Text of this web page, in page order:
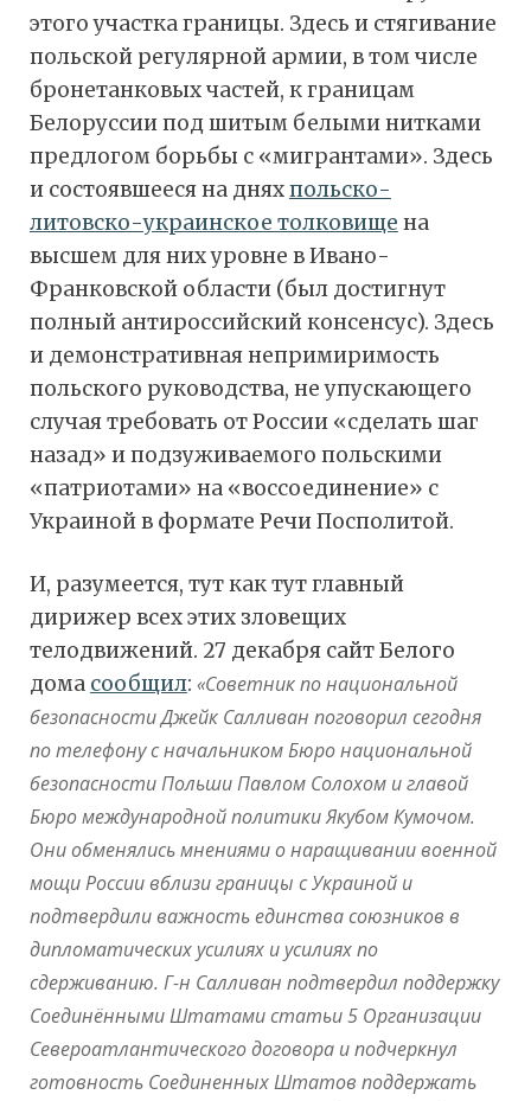
этого участка границы. Здесь и стягивание
польской регулярной армии, в том числе
бронетанковых частей, к границам
Белоруссии под шитым белыми нитками
предлогом борьбы с «мигрантами». Здесь
и состоявшееся на дняхпольско-
литовско-украинское толковище на
высшем для них уровне в Ивано-
Франковской области (был достигнут
полный антироссийский консенсус). Здесь
и демонстративная непримиримость
польского руководства, не упускающего
случая требовать от России «сделать шаг
назад» и подзуживаемого польскими
«патриотами» на «воссоединение» с
Украиной в формате Речи Посполитой.
И, разумеется, тут как тут главный
дирижер всех этих зловещих
телодвижений. 27 декабря сайт Белого
дома сообщил: «Советник по национальной
безопасности Джейк Салливан поговорил сегодня
по телефону с начальником Бюро национальной
безопасности Польши Павлом Солохом и главой
Бюро международной политики Якубом Кумочом.
Они обменялись мнениями о наращивании военной
мощи России вблизи границы с Украиной и
подтвердили важность единства союзников в
дипломатических усилиях и усилиях по
сдерживанию. Г-н Салливан подтвердил поддержку
Соединёнными Штатами статьи 5 Организации
Североатлантического договора и подчеркнул
готовность Соединенных Штатов поддержать